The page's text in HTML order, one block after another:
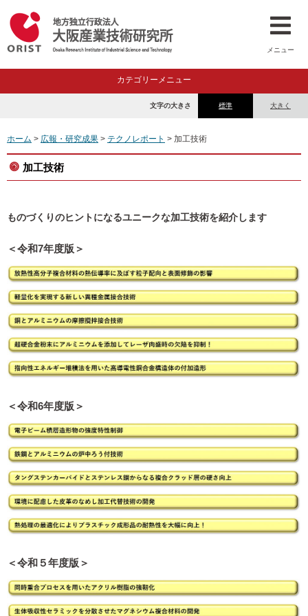
メニュー
カテゴリーメニュー
標準 大きく
文字の大きさ
ホーム > 広報・研究成果 > テクノレポート > 加工技術
加工技術
ものづくりのヒントになるユニークな加工技術を紹介します
＜令和7年度版＞
＜令和6年度版＞
＜令和５年度版＞